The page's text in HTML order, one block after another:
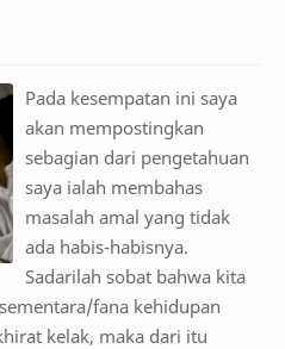
Pada kesempatan ini saya
akan mempostingkan
sebagian dari pengetahuan
saya ialah membahas
masalah amal yang tidak
ada habis-habisnya.
Sadarilah sobat bahwa kita
fana kehidupan
kelak, maka dari itu